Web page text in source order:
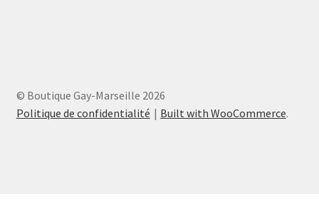
© Boutique Gay-Marseille 2026
Politique de confidentialité
Built with WooCommerce.